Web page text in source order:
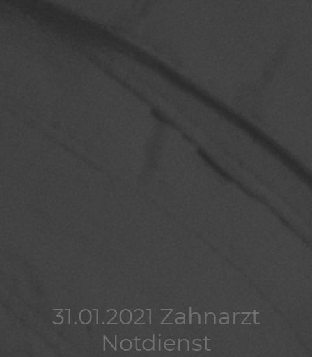
31.01.2021 Zahnarzt
Notdienst
31.01.2021 Zahnarzt
Notdienst
31.01.2021 Zahnarzt
Notdienst